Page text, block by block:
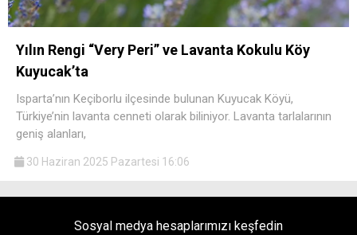
Yılın Rengi “Very Peri” ve Lavanta Kokulu Köy
Kuyucak’ta
Isparta’nın Keçiborlu ilçesinde bulunan Kuyucak Köyü,
Türkiye’nin lavanta cenneti olarak biliniyor. Lavanta tarlalarının
geniş alanları,
30 Haziran 2025 Pazartesi 16:06
Sosyal medya hesaplarımızı keşfedin